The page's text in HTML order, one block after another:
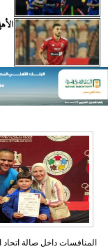
المنافسات داخل صالة